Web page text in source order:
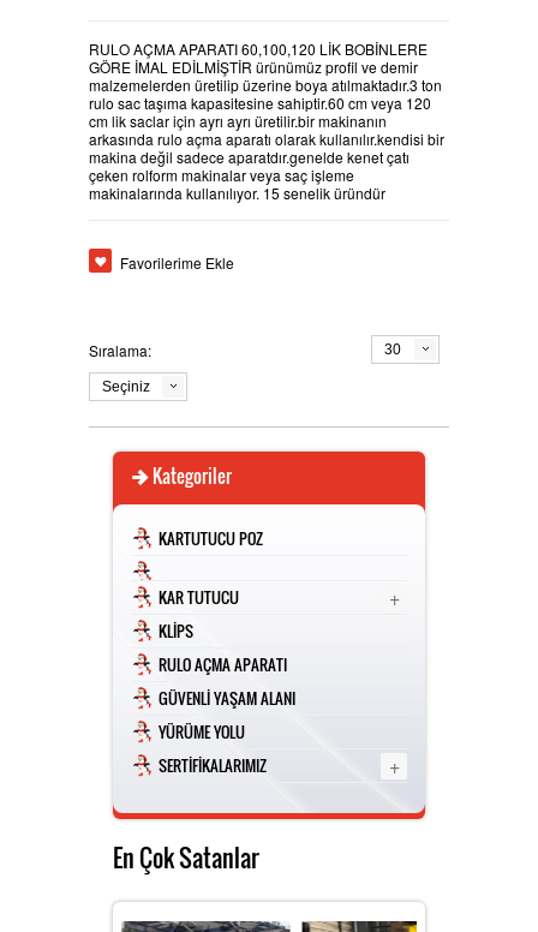
KOSGEB ÇEKME TESTİ
ÜRÜN TESCİLİ -MARKA PATENTİ
TSE - CE
KARTUTUCU POZ
HAKKIMIZDA
İLETİŞİM
RULO AÇMA APARATI 60,100,120 LİK BOBİNLERE
GÖRE İMAL EDİLMİŞTİR ürünümüz profil ve demir
malzemelerden üretilip üzerine boya atılmaktadır.3 ton
rulo sac taşıma kapasitesine sahiptir.60 cm veya 120
cm lik saclar için ayrı ayrı üretilir.bir makinanın
arkasında rulo açma aparatı olarak kullanılır.kendisi bir
makina değil sadece aparatdır.genelde kenet çatı
çeken rolform makinalar veya saç işleme
makinalarında kullanılıyor. 15 senelik üründür
Favorilerime Ekle
Sıralama:
Seçiniz
30
Kategoriler
KARTUTUCU POZ
KAR TUTUCU +
KLİPS
RULO AÇMA APARATI
GÜVENLİ YAŞAM ALANI
YÜRÜME YOLU
SERTİFİKALARIMIZ
+
En Çok Satanlar